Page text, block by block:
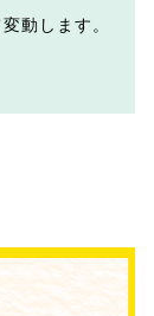
動します。